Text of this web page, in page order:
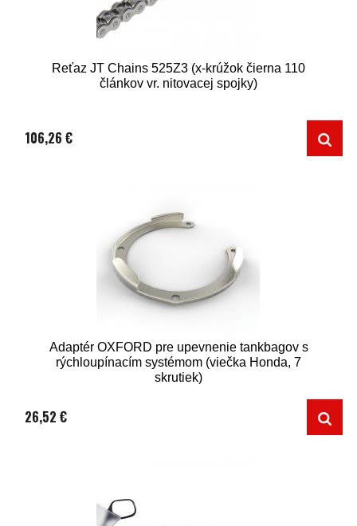
Reťaz JT Chains 525Z3 (x-krúžok čierna 110
článkov vr. nitovacej spojky)
106,26 €
Adaptér OXFORD pre upevnenie tankbagov s
rýchloupínacím systémom (viečka Honda, 7
skrutiek)
26,52 €